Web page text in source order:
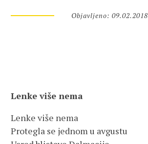
Objavljeno: 09.02.2018
Lenke više nema
Lenke više nema
Protegla se jednom u avgustu